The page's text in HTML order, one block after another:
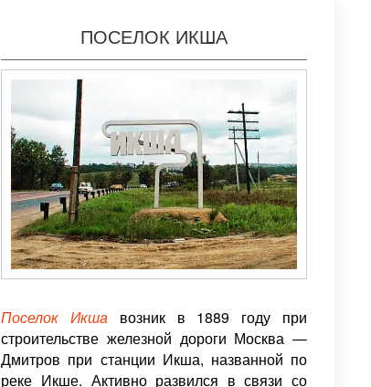
ПОСЕЛОК ИКША
Поселок Икша возник в 1889 году при
строительстве железной дороги Москва —
Дмитров при станции Икша, названной по
реке Икше. Активно развился в связи со